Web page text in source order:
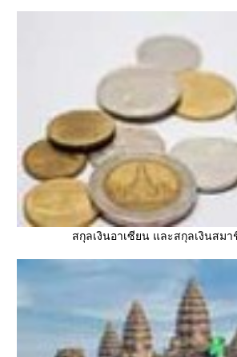
สกุลเงินอาเซียน และสกุลเงินสม